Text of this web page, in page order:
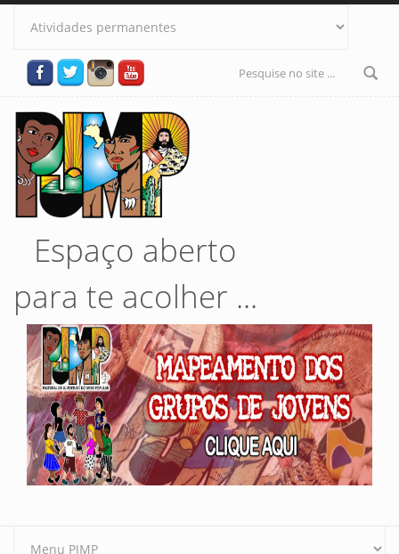
Pular para o conteúdo principal
Formulário
Espaço aberto
para te acolher ...